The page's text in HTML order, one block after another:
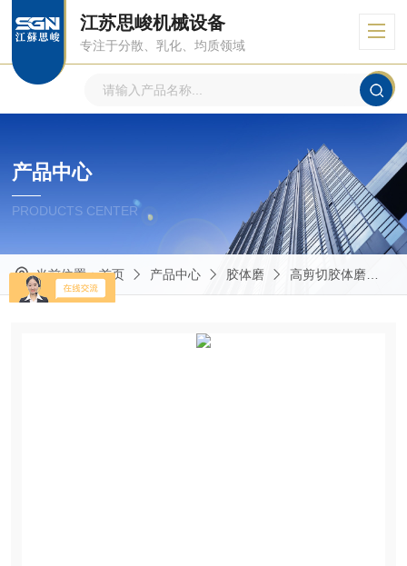
江苏思峻机械设备
专注于分散、乳化、均质领域
产品中心
PRODUCTS CENTER
当前位置：首页 产品中心 胶体磨 高剪切胶体磨